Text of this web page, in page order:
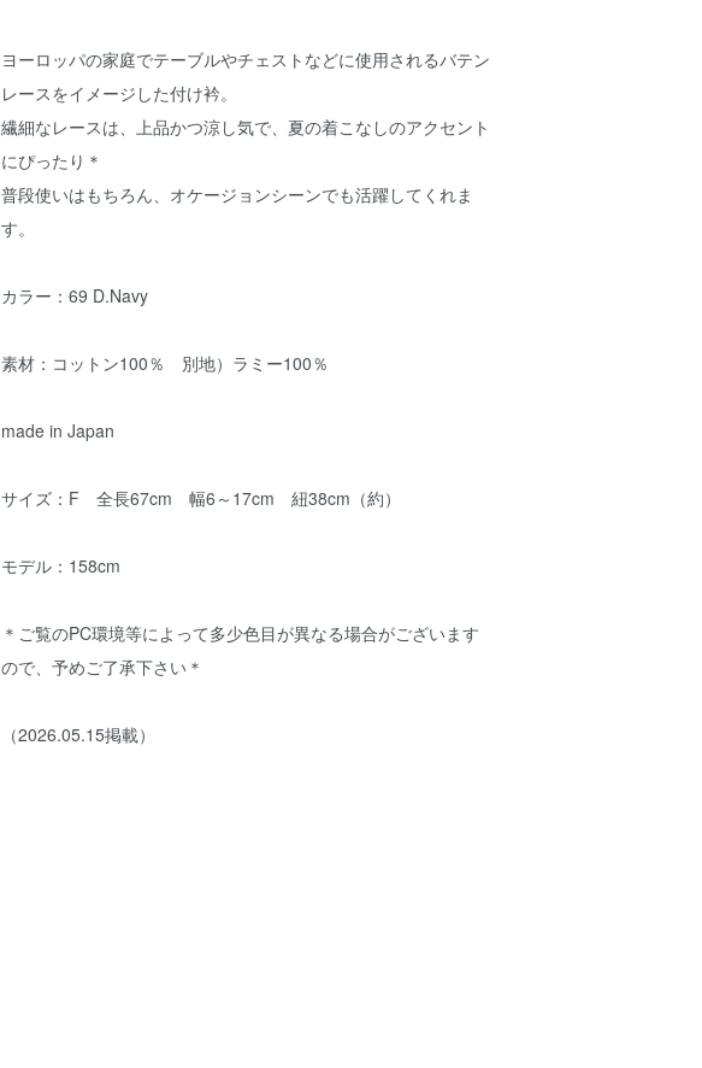
ヨーロッパの家庭でテーブルやチェストなどに使用されるバテン
レースをイメージした付け衿。
繊細なレースは、上品かつ涼し気で、夏の着こなしのアクセント
にぴったり＊
普段使いはもちろん、オケージョンシーンでも活躍してくれま
す。
カラー：69 D.Navy
素材：コットン100％ 別地）ラミー100％
made in Japan
サイズ：F 全長67cm 幅6～17cm 紐38cm（約）
モデル：158cm
＊ご覧のPC環境等によって多少色目が異なる場合がございます
ので、予めご了承下さい＊
（2026.05.15掲載）